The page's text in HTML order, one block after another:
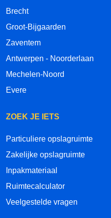
Brecht
Groot-Bijgaarden
Zaventem
Antwerpen - Noorderlaan
Mechelen-Noord
Evere
ZOEK JE IETS
Particuliere opslagruimte
Zakelijke opslagruimte
Inpakmateriaal
Ruimtecalculator
Veelgestelde vragen